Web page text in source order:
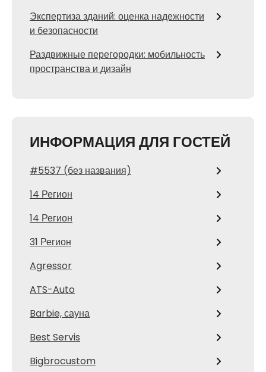
Экспертиза зданий: оценка надежности
и безопасности
Раздвижные перегородки: мобильность
пространства и дизайн
ИНФОРМАЦИЯ ДЛЯ ГОСТЕЙ
#5537 (без названия)
14 Регион
14 Регион
31 Регион
Agressor
ATS-Auto
Barbie, сауна
Best Servis
Bigbrocustom